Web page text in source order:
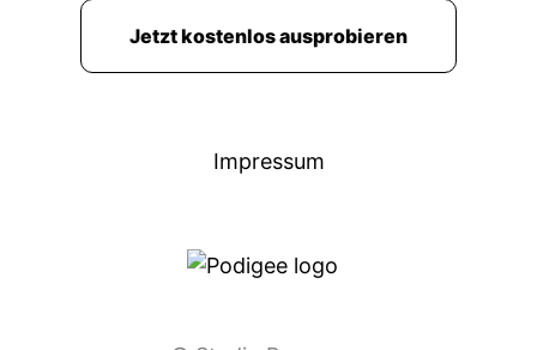
Jetzt kostenlos ausprobieren
Impressum